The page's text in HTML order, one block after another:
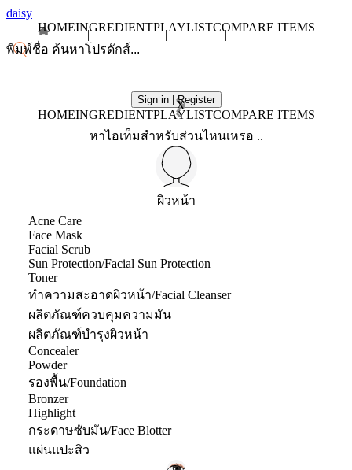
daisy
HOMEINGREDIENTPLAYLISTCOMPARE ITEMS
Sign in | Register
X
HOMEINGREDIENTPLAYLISTCOMPARE ITEMS
หาไอเท็มสำหรับส่วนไหนเหรอ ..
ผิวหน้า
Acne Care
Face Mask
Facial Scrub
Sun Protection/Facial Sun Protection
Toner
ทำความสะอาดผิวหน้า/Facial Cleanser
ผลิตภัณฑ์ควบคุมความมัน
ผลิตภัณฑ์บำรุงผิวหน้า
Concealer
Powder
รองพื้น/Foundation
Bronzer
Highlight
กระดาษซับมัน/Face Blotter
แผ่นแปะสิว